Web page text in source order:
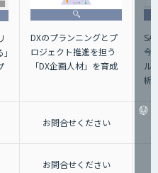
｣
DXのプランニングとプ
ロジェクト推進を担う
「DX企画人材」を育成
今
ル
析
お問合せください
お問合せください